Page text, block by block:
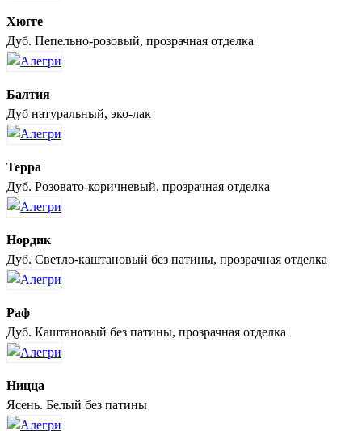
Хюгге
Дуб. Пепельно-розовый, прозрачная отделка
Балтия
Дуб натуральный, эко-лак
Терра
Дуб. Розовато-коричневый, прозрачная отделка
Нордик
Дуб. Светло-каштановый без патины, прозрачная отделка
Раф
Дуб. Каштановый без патины, прозрачная отделка
Ницца
Ясень. Белый без патины